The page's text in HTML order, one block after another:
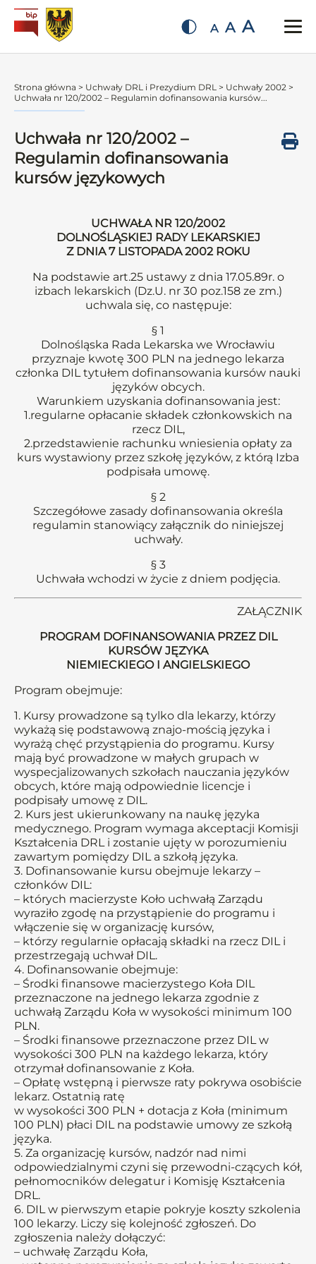
A A A
Strona główna > Uchwały DRL i Prezydium DRL > Uchwały 2002 >
Uchwała nr 120/2002 – Regulamin dofinansowania kursów...
Uchwała nr 120/2002 –
Regulamin dofinansowania
kursów językowych
UCHWAŁA NR 120/2002
DOLNOŚLĄSKIEJ RADY LEKARSKIEJ
Z DNIA 7 LISTOPADA 2002 ROKU
Na podstawie art.25 ustawy z dnia 17.05.89r. o
izbach lekarskich (Dz.U. nr 30 poz.158 ze zm.)
uchwala się, co następuje:
§ 1
Dolnośląska Rada Lekarska we Wrocławiu
przyznaje kwotę 300 PLN na jednego lekarza
członka DIL tytułem dofinansowania kursów nauki
języków obcych.
Warunkiem uzyskania dofinansowania jest:
1.regularne opłacanie składek członkowskich na
rzecz DIL,
2.przedstawienie rachunku wniesienia opłaty za
kurs wystawiony przez szkołę języków, z którą Izba
podpisała umowę.
§ 2
Szczegółowe zasady dofinansowania określa
regulamin stanowiący załącznik do niniejszej
uchwały.
§ 3
Uchwała wchodzi w życie z dniem podjęcia.
ZAŁĄCZNIK
PROGRAM DOFINANSOWANIA PRZEZ DIL
KURSÓW JĘZYKA
NIEMIECKIEGO I ANGIELSKIEGO
Program obejmuje:
1. Kursy prowadzone są tylko dla lekarzy, którzy
wykażą się podstawową znajo-mością języka i
wyrażą chęć przystąpienia do programu. Kursy
mają być prowadzone w małych grupach w
wyspecjalizowanych szkołach nauczania języków
obcych, które mają odpowiednie licencje i
podpisały umowę z DIL.
2. Kurs jest ukierunkowany na naukę języka
medycznego. Program wymaga akceptacji Komisji
Kształcenia DRL i zostanie ujęty w porozumieniu
zawartym pomiędzy DIL a szkołą języka.
3. Dofinansowanie kursu obejmuje lekarzy –
członków DIL:
– których macierzyste Koło uchwałą Zarządu
wyraziło zgodę na przystąpienie do programu i
włączenie się w organizację kursów,
– którzy regularnie opłacają składki na rzecz DIL i
przestrzegają uchwał DIL.
4. Dofinansowanie obejmuje:
– Środki finansowe macierzystego Koła DIL
przeznaczone na jednego lekarza zgodnie z
uchwałą Zarządu Koła w wysokości minimum 100
PLN.
– Środki finansowe przeznaczone przez DIL w
wysokości 300 PLN na każdego lekarza, który
otrzymał dofinansowanie z Koła.
– Opłatę wstępną i pierwsze raty pokrywa osobiście
lekarz. Ostatnią ratę
w wysokości 300 PLN + dotacja z Koła (minimum
100 PLN) płaci DIL na podstawie umowy ze szkołą
języka.
5. Za organizację kursów, nadzór nad nimi
odpowiedzialnymi czyni się przewodni-czących kół,
pełnomocników delegatur i Komisję Kształcenia
DRL.
6. DIL w pierwszym etapie pokryje koszty szkolenia
100 lekarzy. Liczy się kolejność zgłoszeń. Do
zgłoszenia należy dołączyć:
– uchwałę Zarządu Koła,